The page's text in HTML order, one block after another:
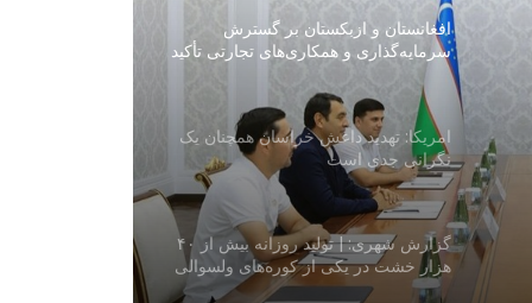
افغانستان و ازبکستان بر گسترش
سرمایه‌گذاری و همکاری‌های تجارتی تأکید
کردند
امریکا: تهدید داعش خراسان همچنان یک
نگرانی جدی است
گزارش شهری: | تولید روزانه بیش از ۴۰
هزار خشت در یکی از کوره‌های ولسوالی
فیروز نخچیر سمنگان